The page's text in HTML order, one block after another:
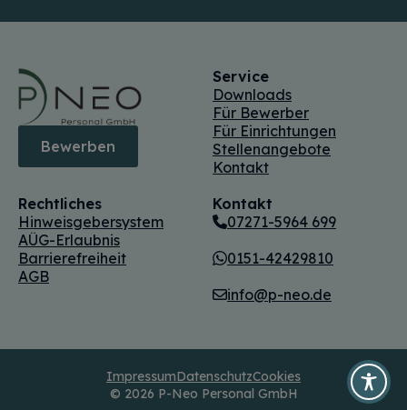
Bewerben
Service
Downloads
Für Bewerber
Für Einrichtungen
Stellenangebote
Kontakt
Rechtliches
Hinweisgebersystem
AÜG-Erlaubnis
Barrierefreiheit
AGB
Kontakt
07271-5964 699
0151-42429810
info@p-neo.de
ImpressumDatenschutzCookies
© 2026 P-Neo Personal GmbH